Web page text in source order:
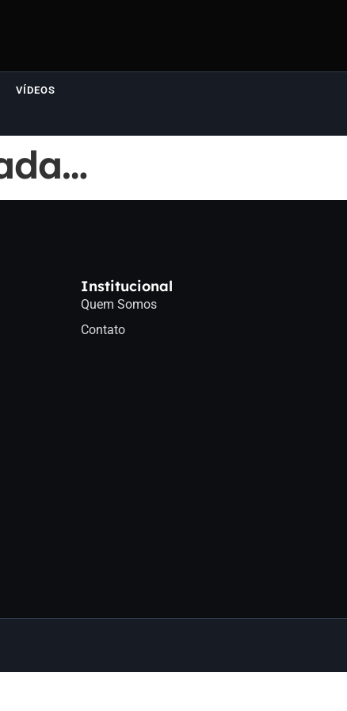
VÍDEOS
Institucional
Quem Somos
Contato